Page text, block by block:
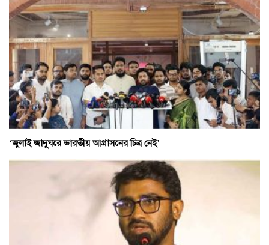
‘জুলাই জাদুঘরে ভারতীয় আগ্রাসনের চিত্র নেই’